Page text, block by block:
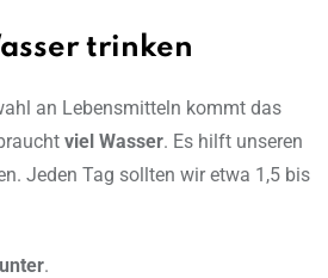
trinken
an Lebensmitteln kommt das
viel Wasser. Es hilft unseren
Jeden Tag sollten wir etwa 1,5 bis
.